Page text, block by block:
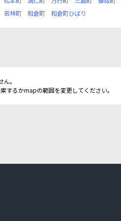
若林町 和倉町 和倉町ひばり
。
するかmapの範囲を変更してください。